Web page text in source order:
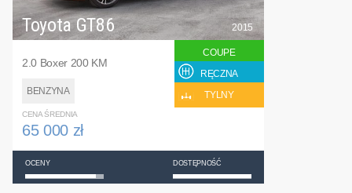
Toyota GT86
2.0 Boxer 200 KM
BENZYNA
2015
COUPE
RĘCZNA
TYLNY
CENA ŚREDNIA
65 000 zł
OCENY DOSTĘPNOŚĆ